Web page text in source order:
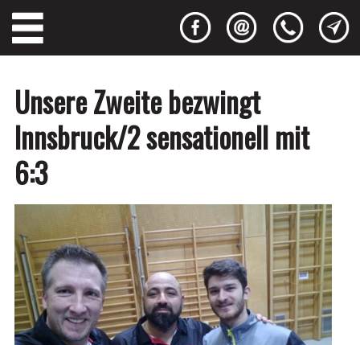
Unsere Zweite bezwingt
Innsbruck/2 sensationell mit
6:3